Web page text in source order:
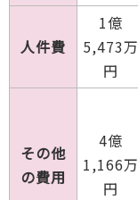
人件費
1億
5,473万
円
その他
の費用
4億
1,166万
円